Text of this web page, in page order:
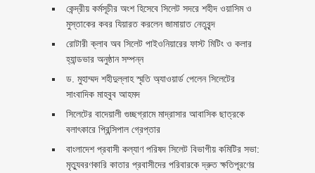
কেন্দ্রীয় কর্মসূচীর অংশ হিসেবে সিলেট সদরে শহীদ ওয়াসিম ও
মুস্তাকের কবর যিয়ারত করলেন জামায়াত নেতৃবৃন্দ ‎
রোটারী ক্লাব অব সিলেট পাইওনিয়ারের ফাস্ট মিটিং ও কলার
হ্যান্ডভার অনুষ্ঠান সম্পন্ন
ড. মুহাম্মদ শহীদুল্লাহ স্মৃতি অ্যাওয়ার্ড পেলেন সিলেটের
সাংবাদিক মাহবুব আহমদ
সিলেটের বাদেয়ালী গুচ্ছগ্রামে মাদ্রাসার আবাসিক ছাত্রকে
বলাৎকারে প্রিন্সিপাল গ্রেপ্তার ‎
বাংলাদেশ প্রবাসী কল্যাণ পরিষদ সিলেট বিভাগীয় কমিটির সভা:
মৃত্যুবরণকারি কাতার প্রবাসীদের পরিবারকে দ্রুত ক্ষতিপূরণের